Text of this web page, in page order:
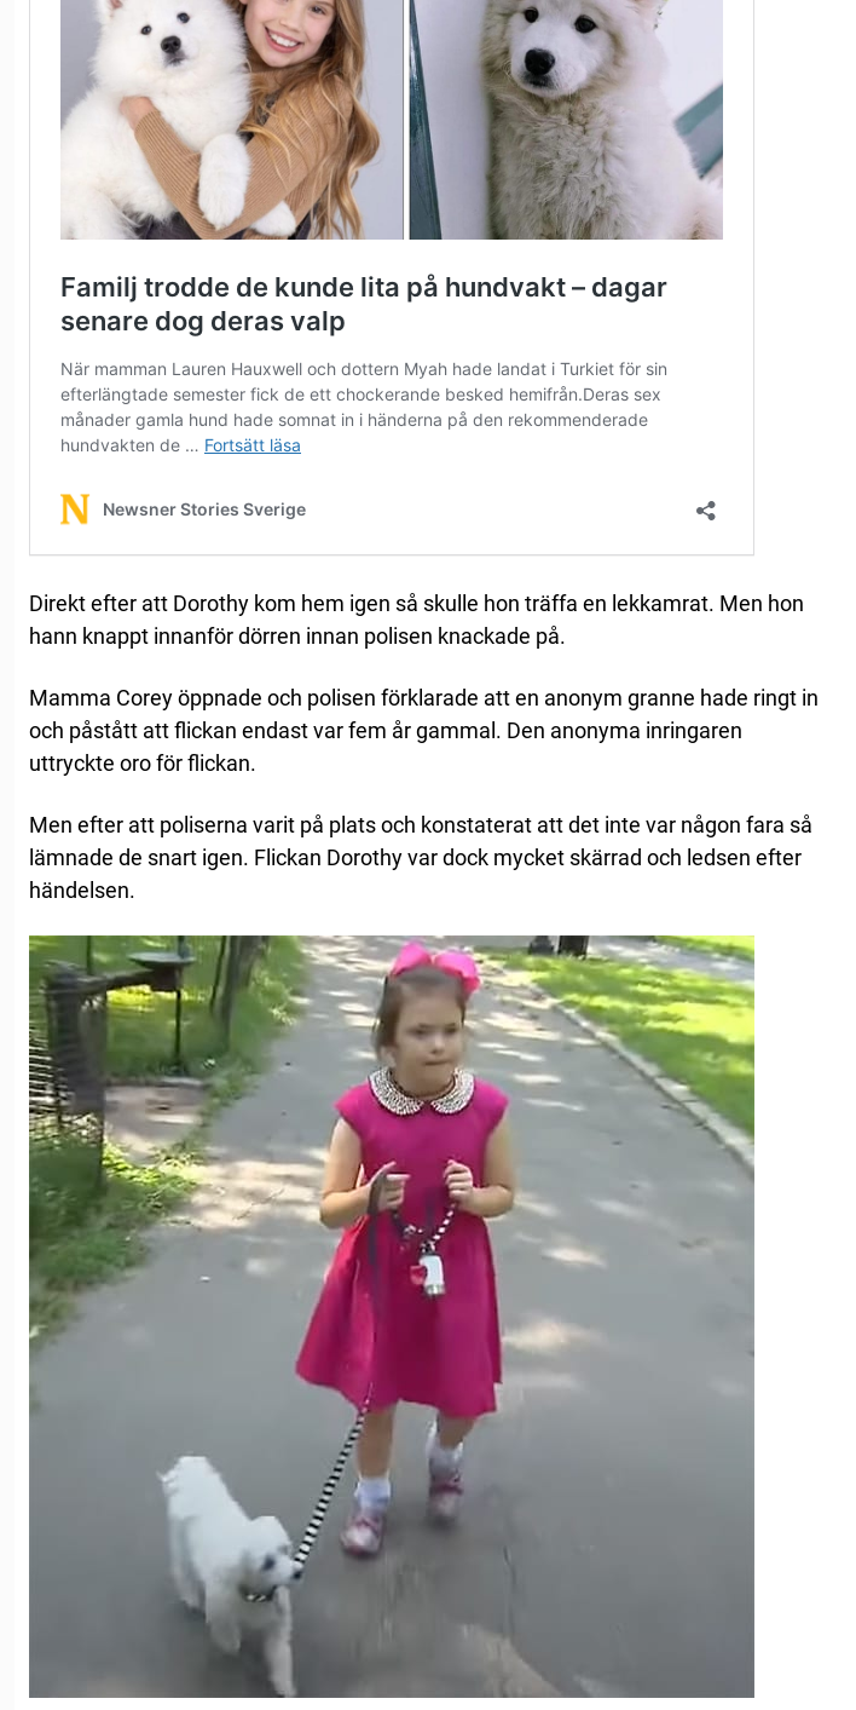
Direkt efter att Dorothy kom hem igen så skulle hon träffa en lekkamrat. Men hon
hann knappt innanför dörren innan polisen knackade på.
Mamma Corey öppnade och polisen förklarade att en anonym granne hade ringt in
och påstått att flickan endast var fem år gammal. Den anonyma inringaren
uttryckte oro för flickan.
Men efter att poliserna varit på plats och konstaterat att det inte var någon fara så
lämnade de snart igen. Flickan Dorothy var dock mycket skärrad och ledsen efter
händelsen.